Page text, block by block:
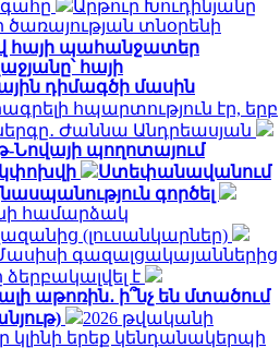
Արթուր Խուդինյանը
տնօրենի
հայի պահանջատեր
հայի
դիմագծի մասին
հպարտություն էր, երբ
Ժաննա Անդրեասյան
Նովայի պողոտայում
կփոխվի
Ստեփանավանում
գործել
համարձակ
(լուսանկարներ)
գազալցակայաններից
է
աթոռին․ ի՞նչ են մտածում
2026 թվականի
երեք կենդանակերպի